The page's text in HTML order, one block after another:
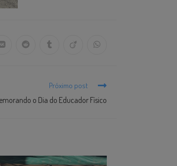
Próximo post
o Dia do Educador Físico